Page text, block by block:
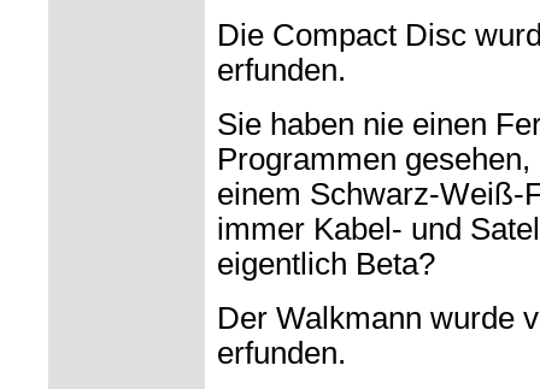
Die Compact Disc
erfunden.
Sie haben nie einen
Programmen
einem Schwarz-Weiß-
immer Kabel- und
eigentlich Beta?
Der Walkmann wurde
erfunden.